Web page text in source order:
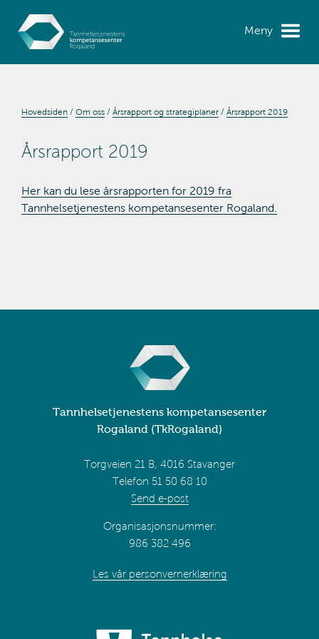
Meny
Hovedsiden Om oss Årsrapport og strategiplaner Årsrapport 2019
Årsrapport 2019
Her kan du lese årsrapporten for 2019 fra
Tannhelsetjenestens kompetansesenter Rogaland.
Tannhelsetjenestens kompetansesenter
Rogaland (TkRogaland)
Torgveien 21 B, 4016 Stavanger
Telefon 51 50 68 10
Send e-post
Organisasjonsnummer:
986 382 496
Les vår personvernerklæring